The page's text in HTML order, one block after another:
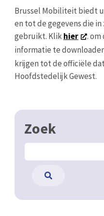
Brussel Mobiliteit biedt
en tot de gegevens die
gebruikt. Klikhier
.
informatie te
krijgen tot de officiële
Hoofdstedelijk Gewest.
Zoek